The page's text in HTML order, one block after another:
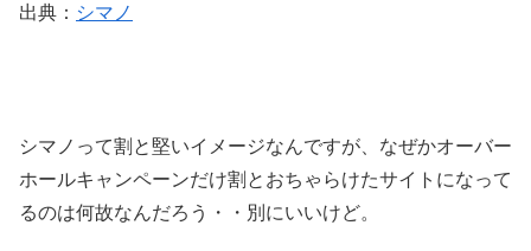
出典： シマノ
シマノって割と堅いイメージなんですが、なぜかオーバー
ホールキャンペーンだけ割とおちゃらけたサイトになって
るのは何故なんだろう・・別にいいけど。